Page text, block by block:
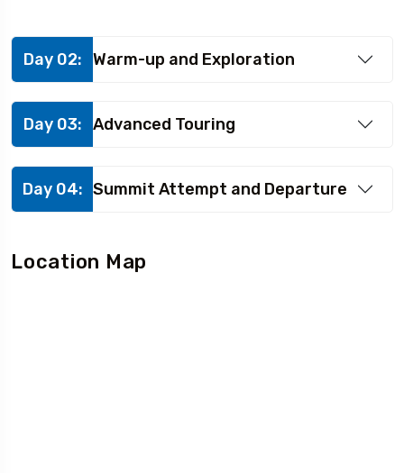
Day 02: Warm-up and Exploration
Day 03: Advanced Touring
Day 04: Summit Attempt and Departure
Location Map